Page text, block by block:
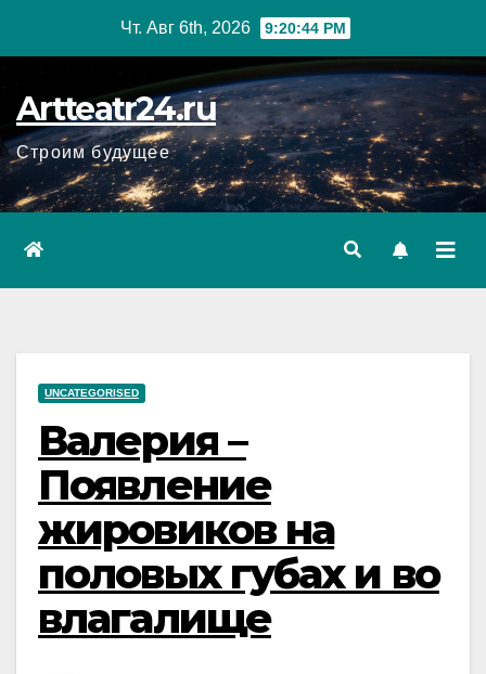
Чт. Авг 6th, 2026 9:20:45 PM
Artteatr24.ru
Строим будущее
UNCATEGORISED
Валерия –
Появление
жировиков на
половых губах и во
влагалище